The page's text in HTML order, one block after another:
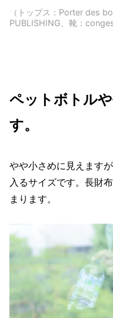
（トップス：Porter des
PUBLISHING、靴：
ペットボトル
す。
やや小さめに見えます
入るサイズです。長財
まります。